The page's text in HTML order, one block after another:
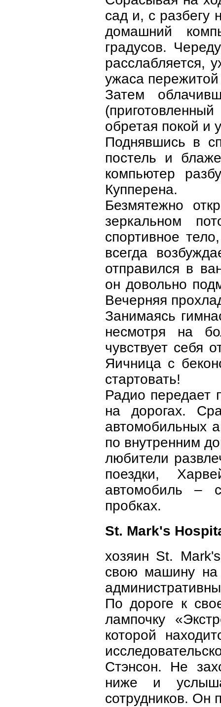
сад и, с разбегу
домашний
градусов.
расслабляется,
ужаса
Затем
обретая покой и
Поднявшись в
постель и
компьютер
Купперена.
Безмятежно
зеркальном
спортивное
всегда
отправился в
он довольно
Вечерняя
Занимаясь
несмотря на
чувствует себя
Яичница с
стартовать!
Радио передает
на дорогах.
автомобильных
по внутренним
любители
поездки,
автомобиль –
пробках.
St. Mark's
хозяин St.
свою машину на
По дороге к
лампочку
которой
Стэнсон. Не
ниже и
сотрудников. Он